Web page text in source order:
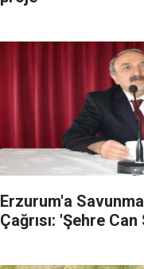
Erzurum'a Savunma
Çağrısı: 'Şehre